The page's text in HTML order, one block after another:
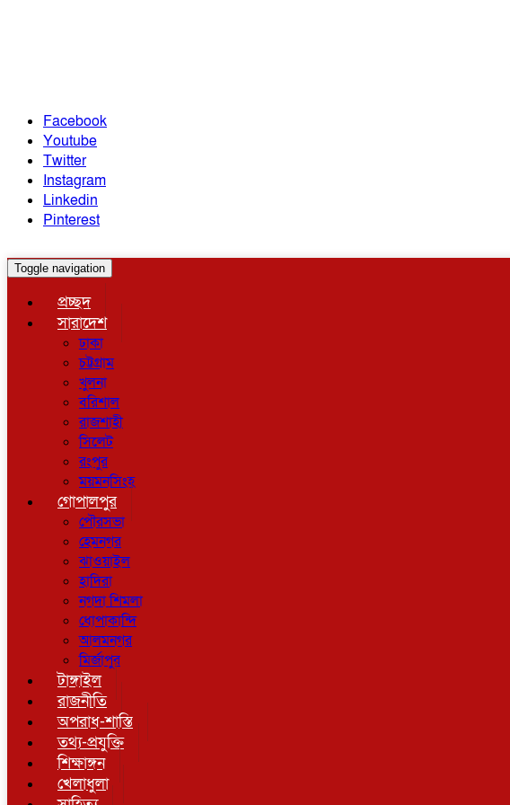
Facebook
Youtube
Twitter
Instagram
Linkedin
Pinterest
Toggle navigation
প্রচ্ছদ
সারাদেশ
ঢাকা
চট্টগ্রাম
খুলনা
বরিশাল
রাজশাহী
সিলেট
রংপুর
ময়মনসিংহ
গোপালপুর
পৌরসভা
হেমনগর
ঝাওয়াইল
হাদিরা
নগদা শিমলা
ধোপাকান্দি
আলমনগর
মির্জাপুর
টাঙ্গাইল
রাজনীতি
অপরাধ-শাস্তি
তথ্য-প্রযুক্তি
শিক্ষাঙ্গন
খেলাধুলা